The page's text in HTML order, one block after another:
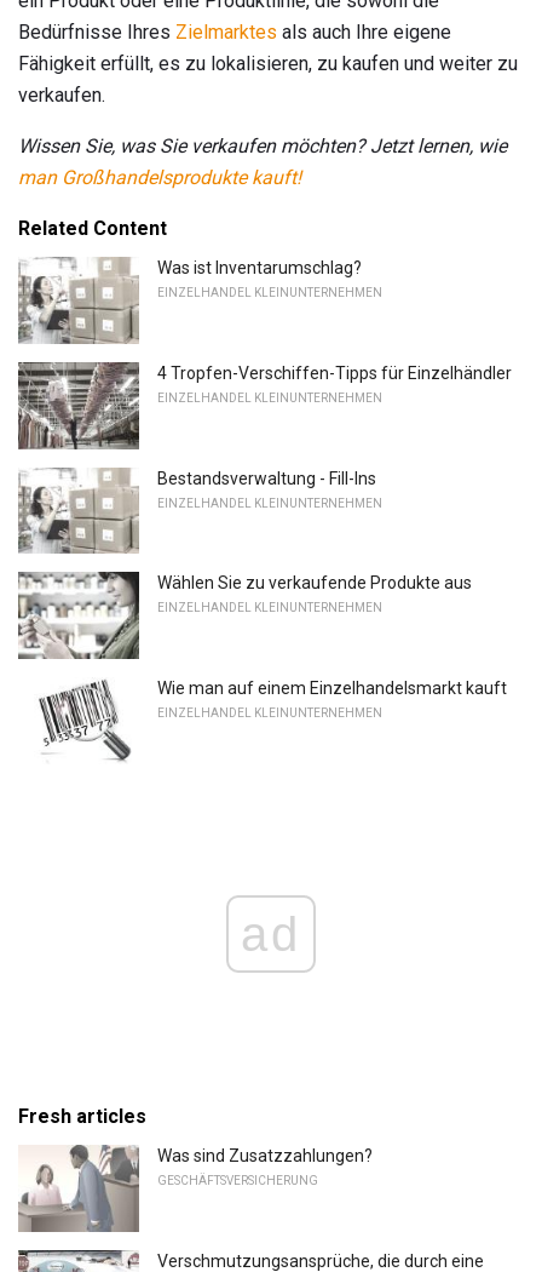
Bedürfnisse Ihres Zielmarktes als auch Ihre eigene
Fähigkeit erfüllt, es zu lokalisieren, zu kaufen und weiter zu
verkaufen.
Wissen Sie, was Sie verkaufen möchten? Jetzt lernen, wie
man Großhandelsprodukte kauft!
Related Content
Was ist Inventarumschlag?
EINZELHANDEL KLEINUNTERNEHMEN
4 Tropfen-Verschiffen-Tipps für Einzelhändler
EINZELHANDEL KLEINUNTERNEHMEN
Bestandsverwaltung - Fill-Ins
EINZELHANDEL KLEINUNTERNEHMEN
Wählen Sie zu verkaufende Produkte aus
EINZELHANDEL KLEINUNTERNEHMEN
Wie man auf einem Einzelhandelsmarkt kauft
EINZELHANDEL KLEINUNTERNEHMEN
ad
Fresh articles
Was sind Zusatzzahlungen?
GESCHÄFTSVERSICHERUNG
Verschmutzungsansprüche, die durch eine